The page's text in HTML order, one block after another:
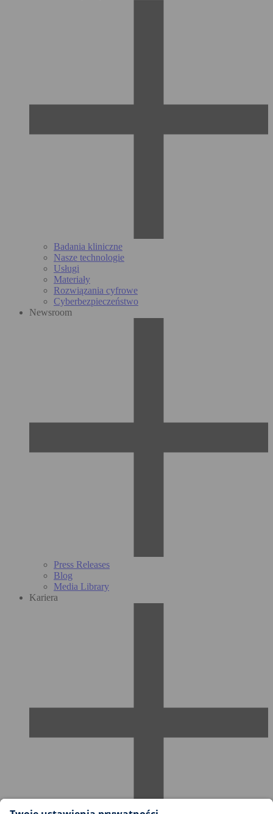
Badania kliniczne
Nasze technologie
Usługi
Materiały
Rozwiązania cyfrowe
Cyberbezpieczeństwo
Newsroom
Press Releases
Blog
Media Library
Kariera